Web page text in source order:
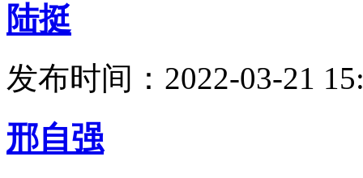
陆挺
发布时间：2022-03-21
邢自强